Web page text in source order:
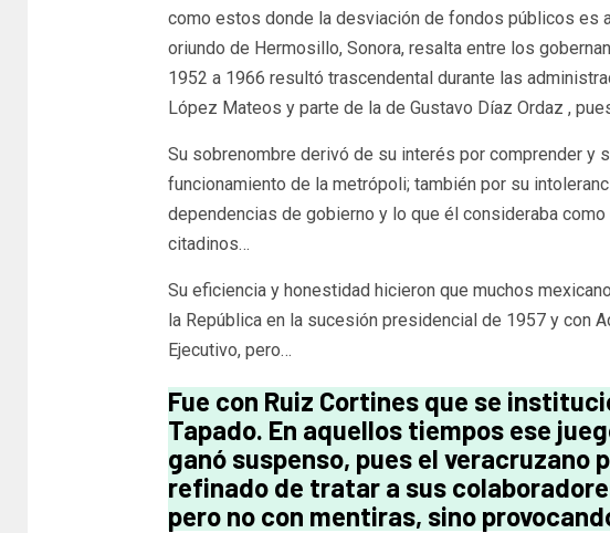
como estos donde la desviación de fondos públicos es
oriundo de Hermosillo, Sonora, resalta entre los
1952 a 1966 resultó trascendental durante las
López Mateos y parte de la de Gustavo Díaz Ordaz ,
Su sobrenombre derivó de su interés por comprender y
funcionamiento de la metrópoli; también por su
dependencias de gobierno y lo que él consideraba
citadinos…
Su eficiencia y honestidad hicieron que muchos
la República en la sucesión presidencial de 1957 y con
Ejecutivo, pero…
Fue con Ruiz Cortines que se
Tapado. En aquellos tiempos ese
ganó suspenso, pues el veracruzano
refinado de tratar a sus
pero no con mentiras, sino